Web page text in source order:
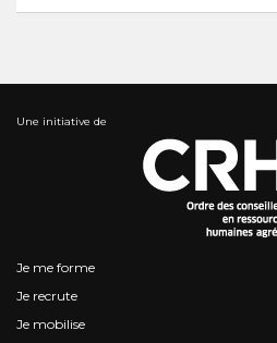
Une initiative de
Je me forme
Je recrute
Je mobilise